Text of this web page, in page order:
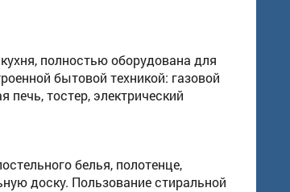
полностью оборудована для
бытовой техникой: газовой
тостер, электрический
белья, полотенце,
доску. Пользование стиральной